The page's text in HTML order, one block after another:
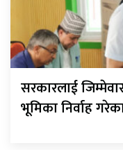
सरकारलाई
भूमिका निर्वाह